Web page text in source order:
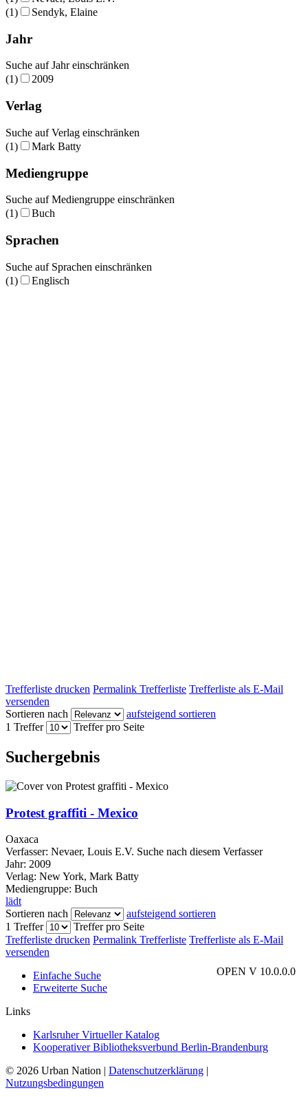
(1)
Sendyk, Elaine
Jahr
Suche auf Jahr einschränken
(1)
2009
Verlag
Suche auf Verlag einschränken
(1)
Mark Batty
Mediengruppe
Suche auf Mediengruppe einschränken
(1)
Buch
Sprachen
Suche auf Sprachen einschränken
(1)
Englisch
Trefferliste drucken Permalink Trefferliste Trefferliste als E-Mail
versenden
Sortieren nach
aufsteigend sortieren
1 Treffer
Treffer pro Seite
Suchergebnis
Protest graffiti - Mexico
Oaxaca
Verfasser: Nevaer, Louis E.V. Suche nach diesem Verfasser
Jahr: 2009
Verlag: New York, Mark Batty
Mediengruppe: Buch
lädt
Sortieren nach
aufsteigend sortieren
1 Treffer
Treffer pro Seite
Trefferliste drucken Permalink Trefferliste Trefferliste als E-Mail
versenden
OPEN V 10.0.0.0
Einfache Suche
Erweiterte Suche
Links
Karlsruher Virtueller Katalog
Kooperativer Bibliotheksverbund Berlin-Brandenburg
© 2026 Urban Nation | Datenschutzerklärung |
Nutzungsbedingungen